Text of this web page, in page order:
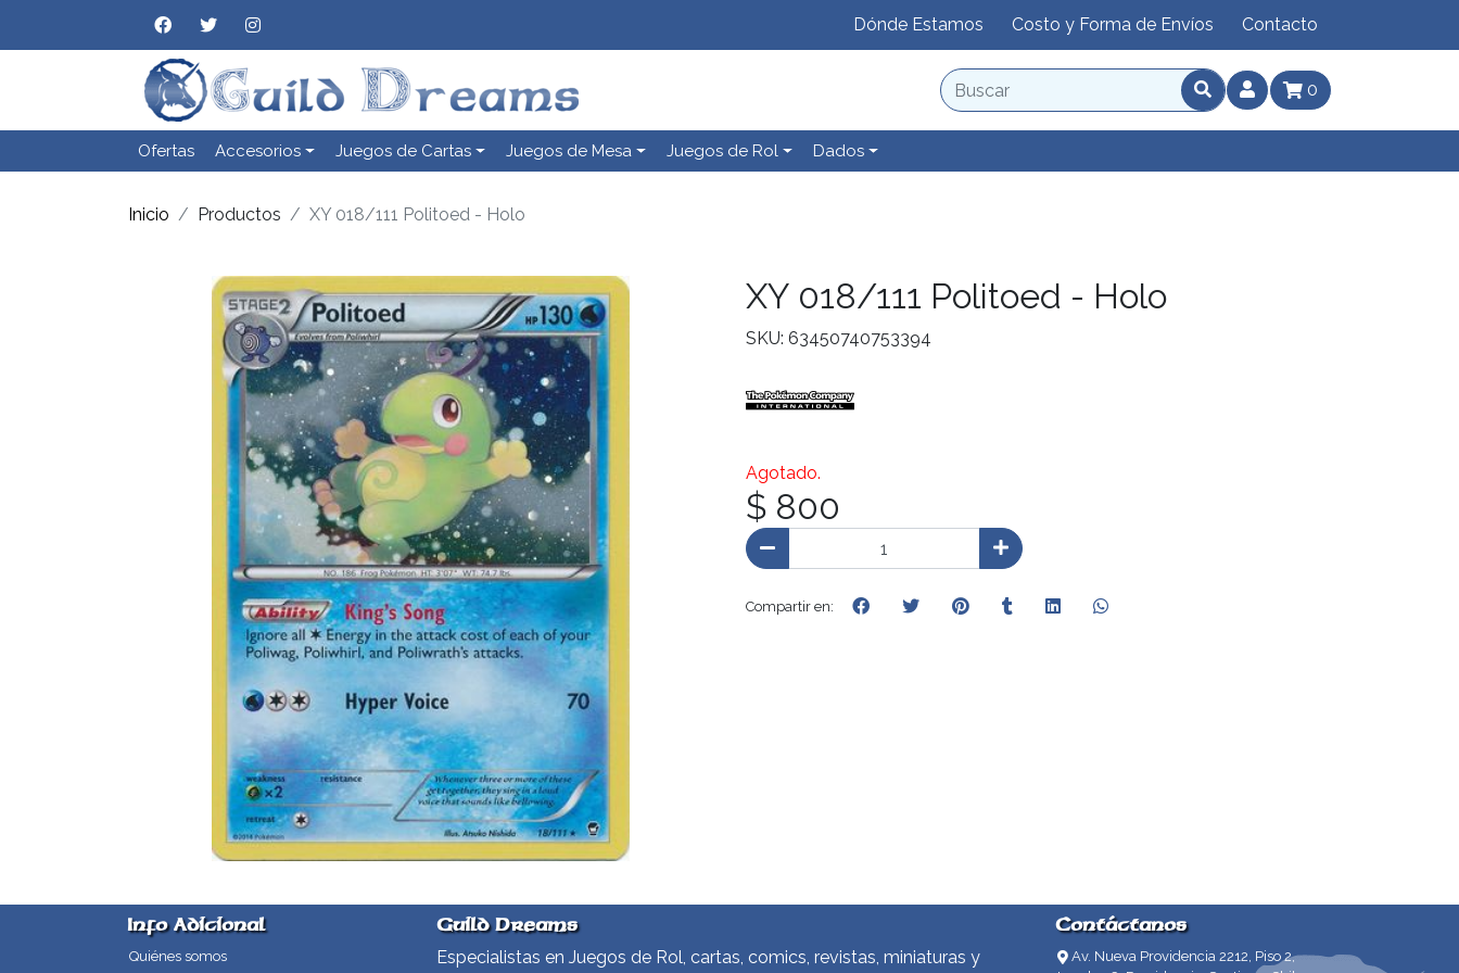
Dónde Estamos Costo y Forma de Envíos Contacto
0
Ofertas Accesorios Juegos de Cartas Juegos de Mesa Juegos de Rol Dados
Inicio Productos XY 018/111 Politoed - Holo
XY 018/111 Politoed - Holo
SKU: 63450740753394
Agotado.
$ 800
Compartir en:
Info Adicional
Quiénes somos
Guild Dreams
Especialistas en Juegos de Rol, cartas, comics, revistas, miniaturas y
Contáctanos
Av. Nueva Providencia 2212, Piso 2,